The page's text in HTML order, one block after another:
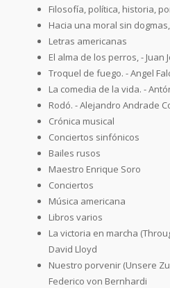
Filosofía, política, historia,
Hacia una moral sin
Letras americanas
El alma de los perros, - Juan
Troquel de fuego. - Angel
La comedia de la vida. -
Rodó. - Alejandro Andrade
Crónica musical
Conciertos sinfónicos
Bailes rusos
Maestro Enrique Soro
Conciertos
Música americana
Libros varios
La victoria en marcha
David Lloyd
Nuestro porvenir (Unsere
Federico von Bernhardi